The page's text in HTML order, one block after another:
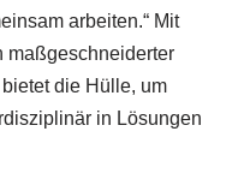
arbeiten.“ Mit
maßgeschneiderter
die Hülle, um
in Lösungen